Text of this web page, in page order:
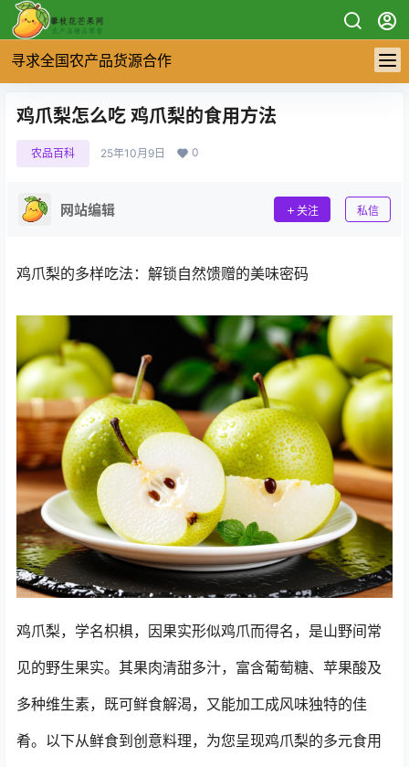
寻求全国农产品货源合作
鸡爪梨怎么吃 鸡爪梨的食用方法
农品百科 25年10月9日 0
网站编辑 关注 私信
鸡爪梨的多样吃法：解锁自然馈赠的美味密码
鸡爪梨，学名枳椇，因果实形似鸡爪而得名，是山野间常
见的野生果实。其果肉清甜多汁，富含葡萄糖、苹果酸及
多种维生素，既可鲜食解渴，又能加工成风味独特的佳
肴。以下从鲜食到创意料理，为您呈现鸡爪梨的多元食用